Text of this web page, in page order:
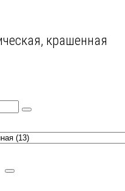
крашенная